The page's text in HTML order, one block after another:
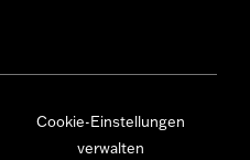
Cookie-Einstellungen
verwalten